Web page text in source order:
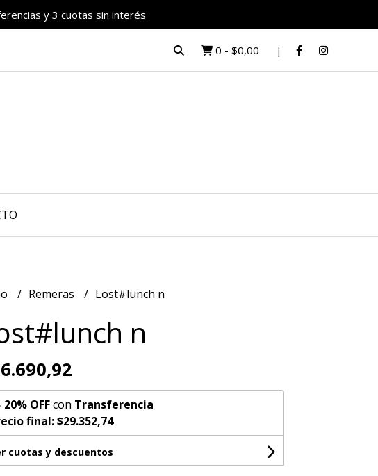
y 3 cuotas sin interés
0 - $0,00
Remeras Lost#lunch n
n
20% OFFcon Transferencia
final:$29.352,74
cuotas y descuentos